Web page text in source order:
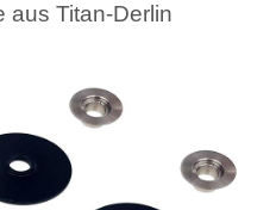
aus Titan-Derlin